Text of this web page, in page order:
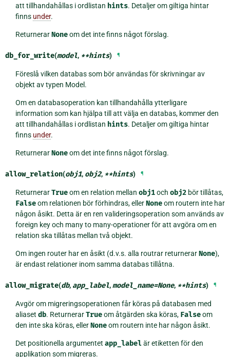
att tillhandahållas i ordlistan hints. Detaljer om giltiga hintar
finns under.
ReturnerarNoneom det inte finns något förslag.
db_for_write(model, **hints) ¶
Föreslå vilken databas som bör användas för skrivningar av
objekt av typen Model.
Om en databasoperation kan tillhandahålla ytterligare
information som kan hjälpa till att välja en databas, kommer den
att tillhandahållas i ordlistan hints. Detaljer om giltiga hintar
finns under.
ReturnerarNoneom det inte finns något förslag.
allow_relation(obj1, obj2, **hints) ¶
ReturnerarTrueom en relation mellan obj1och obj2bör tillåtas,
Falseom relationen bör förhindras, ellerNoneom routern inte har
någon åsikt. Detta är en ren valideringsoperation som används av
foreign key och many to many-operationer för att avgöra om en
relation ska tillåtas mellan två objekt.
Om ingen router har en åsikt (d.v.s. alla routrar returnerarNone),
är endast relationer inom samma databas tillåtna.
allow_migrate(db, app_label,model_name=None, **hints) ¶
Avgör om migreringsoperationen får köras på databasen med
aliaset db. ReturnerarTrueom åtgärden ska köras, Falseom
den inte ska köras, ellerNoneom routern inte har någon åsikt.
Det positionella argumentet app_label är etiketten för den
applikation som migreras.